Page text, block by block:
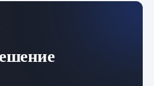
2013. Маркировка детали
PPR и технические
считаются допустимое
диаметр и размер резьбы.